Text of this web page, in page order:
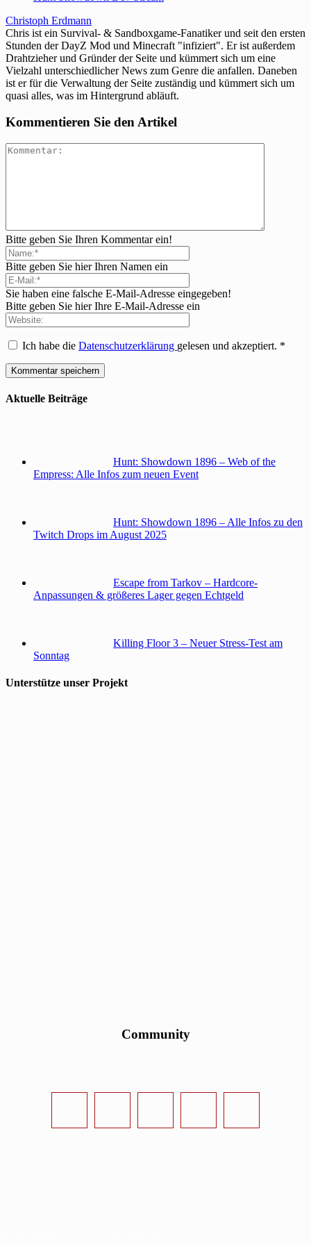
Christoph Erdmann
Chris ist ein Survival- & Sandboxgame-Fanatiker und seit den ersten
Stunden der DayZ Mod und Minecraft "infiziert". Er ist außerdem
Drahtzieher und Gründer der Seite und kümmert sich um eine
Vielzahl unterschiedlicher News zum Genre die anfallen. Daneben
ist er für die Verwaltung der Seite zuständig und kümmert sich um
quasi alles, was im Hintergrund abläuft.
Kommentieren Sie den Artikel
Bitte geben Sie Ihren Kommentar ein!
Bitte geben Sie hier Ihren Namen ein
Sie haben eine falsche E-Mail-Adresse eingegeben!
Bitte geben Sie hier Ihre E-Mail-Adresse ein
Ich habe die Datenschutzerklärung gelesen und akzeptiert. *
Aktuelle Beiträge
Hunt: Showdown 1896 – Web of the
Empress: Alle Infos zum neuen Event
Hunt: Showdown 1896 – Alle Infos zu den
Twitch Drops im August 2025
Escape from Tarkov – Hardcore-
Anpassungen & größeres Lager gegen Echtgeld
Killing Floor 3 – Neuer Stress-Test am
Sonntag
Unterstütze unser Projekt
Community